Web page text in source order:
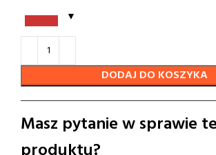
DODAJ DO KOSZYKA
Masz pytanie w sprawie